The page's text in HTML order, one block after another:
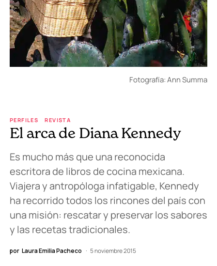
Fotografía: Ann Summa
PERFILES REVISTA
El arca de Diana Kennedy
Es mucho más que una reconocida
escritora de libros de cocina mexicana.
Viajera y antropóloga infatigable, Kennedy
ha recorrido todos los rincones del país con
una misión: rescatar y preservar los sabores
y las recetas tradicionales.
por Laura Emilia Pacheco 5 noviembre 2015